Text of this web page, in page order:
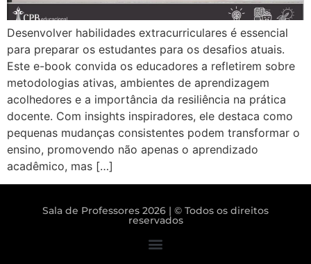
Desenvolver habilidades extracurriculares é essencial
para preparar os estudantes para os desafios atuais.
Este e-book convida os educadores a refletirem sobre
metodologias ativas, ambientes de aprendizagem
acolhedores e a importância da resiliência na prática
docente. Com insights inspiradores, ele destaca como
pequenas mudanças consistentes podem transformar o
ensino, promovendo não apenas o aprendizado
acadêmico, mas […]
Sala de Professores 2026 | © Todos os direitos
reservados